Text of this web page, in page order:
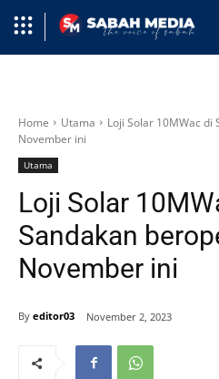
Home Utama
Loji Solar 10MWac di
November ini
Utama
Loji Solar
Sandakan
November ini
By editor03 November 2, 2023